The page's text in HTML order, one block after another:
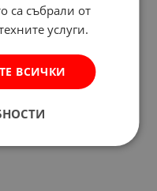
са събрали от
услуги.
ВСИЧКИ